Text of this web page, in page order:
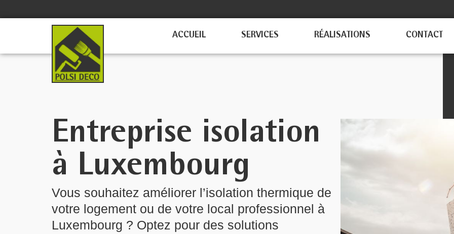
au
ACCUEIL SERVICES RÉALISATIONS CONTACT
Entreprise isolation
à Luxembourg
Vous souhaitez améliorer l’isolation thermique de
votre logement ou de votre local professionnel à
Luxembourg ? Optez pour des solutions